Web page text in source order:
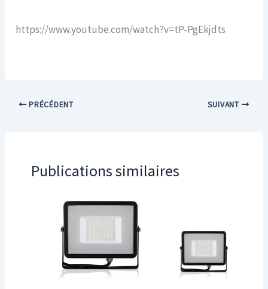
https://www.youtube.com/watch?v=tP-PgEkjdts
PRÉCÉDENT SUIVANT
Publications similaires